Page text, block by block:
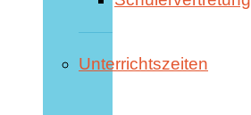
Unterrichtszeiten